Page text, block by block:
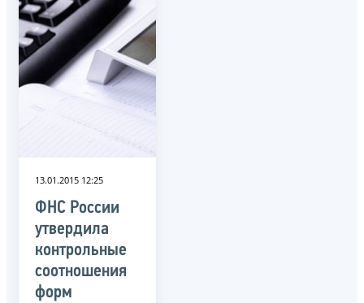
13.01.2015 12:25
ФНС России
утвердила
контрольные
соотношения
форм